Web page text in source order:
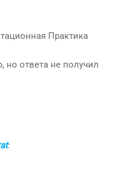
Практика
ответа не получил
: